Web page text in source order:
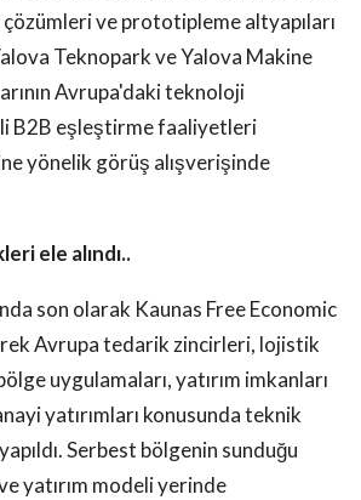
ve prototipleme altyapıları
Teknopark ve Yalova Makine
Avrupa'daki teknoloji
B2B eşleştirme faaliyetleri
yönelik görüş alışverişinde
ele alındı..
son olarak Kaunas Free Economic
Avrupa tedarik zincirleri, lojistik
uygulamaları, yatırım imkanları
yatırımları konusunda teknik
Serbest bölgenin sunduğu
yatırım modeli yerinde